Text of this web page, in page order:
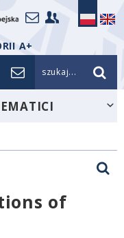
A+
szukaj...
of